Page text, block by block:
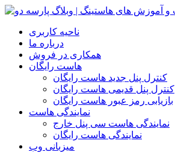
ناحیه کاربری
درباره ما
همکاری در فروش
هاست رایگان
کنترل پنل جدید هاست رایگان
کنترل پنل قدیمی هاست رایگان
بازیابی رمز عبور هاست رایگان
نمایندگی هاست
نمایندگی هاست سی پنل خارج
نمایندگی هاست رایگان
میزبانی وب